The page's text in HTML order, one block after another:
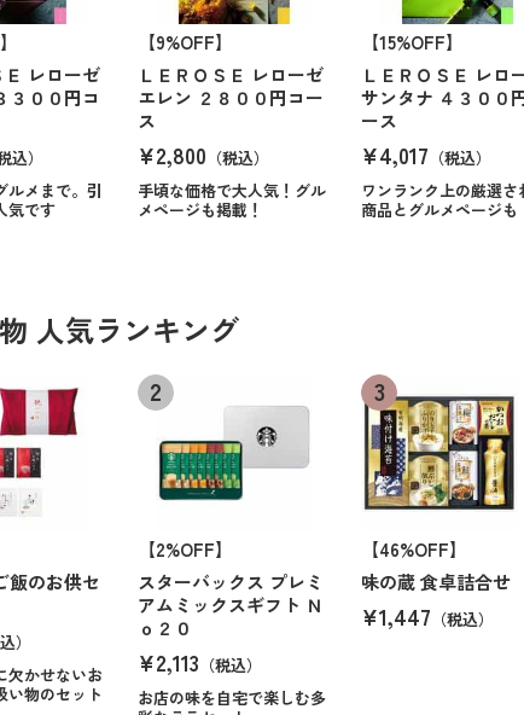
Ｅ レローゼ
３００円コ
込）
ルメまで。引
気です
【9%OFF】
ＬＥＲＯＳＥ レローゼ
エレン ２８００円コー
ス
¥2,800 （税込）
手頃な価格で大人気！グル
メページも掲載！
【15%OFF】
ＬＥＲＯＳＥ レロ
サンタナ ４３００
ース
¥4,017 （税込）
ワンランク上の厳選さ
商品とグルメページも
人気ランキング
飯のお供セ
）
欠かせないお
い物のセット
【2%OFF】
スターバックス プレミ
アムミックスギフト Ｎ
ｏ２０
¥2,113 （税込）
お店の味を自宅で楽しむ多
【46%OFF】
味の蔵 食卓詰合せ
¥1,447 （税込）